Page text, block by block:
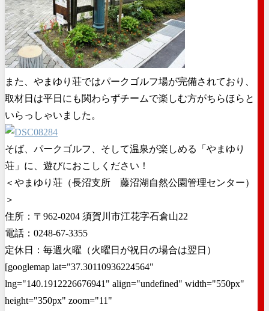
また、やまゆり荘ではパークゴルフ場が完備されており、
取材日は平日にも関わらずチームで楽しむ方がちらほらと
いらっしゃいました。
そば、パークゴルフ、そして温泉が楽しめる「やまゆり
荘」に、遊びにおこしください！
＜やまゆり荘（長沼支所 藤沼湖自然公園管理センター）
＞
住所：〒962-0204 須賀川市江花字石倉山22
電話：0248-67-3355
定休日：毎週火曜（火曜日が祝日の場合は翌日）
[googlemap lat="37.30110936224564"
lng="140.1912226676941" align="undefined" width="550px"
height="350px" zoom="11"